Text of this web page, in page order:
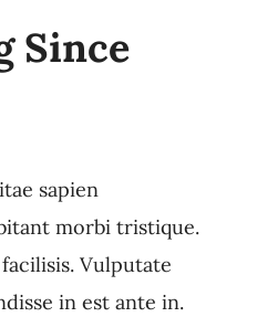
Since
sapien
morbi tristique.
Vulputate
in est ante in.